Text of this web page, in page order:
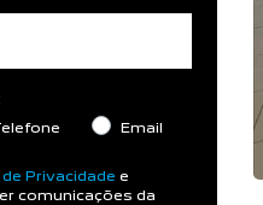
Email
Privacidade e
comunicações da